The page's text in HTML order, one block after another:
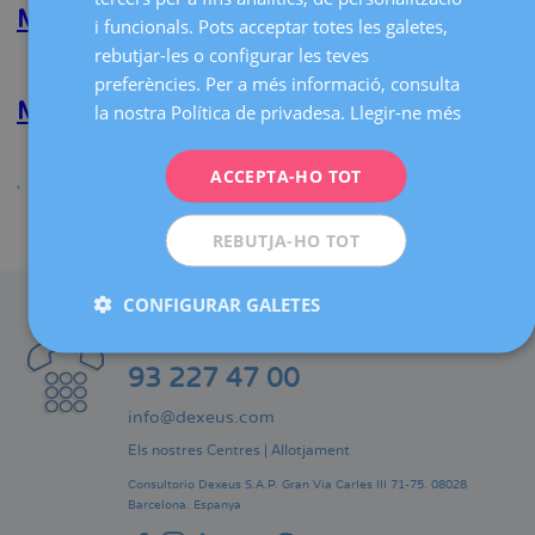
Moreno
Ruiz
Marina Sumarroca Bordas
Llegeix més sobre
Marina
Sumarroca
María G. Palacios Verdú
sobre
María
G.
Palacios
Verdú
CONTACTE
93 227 47 00
info@dexeus.com
Els nostres Centres Allotjament
Consultorio Dexeus S.A.P. Gran Via Carles III 71-75. 08028
Barcelona. Espanya
CATALÀ
FRENCH
i funcionals. Pots acceptar totes les galetes,
rebutjar-les o configurar les teves
preferències. Per a més informació, consulta
la nostra Política de privadesa. Llegir-ne més
ACCEPTA-HO TOT
REBUTJA-HO TOT
CONFIGURAR GALETES